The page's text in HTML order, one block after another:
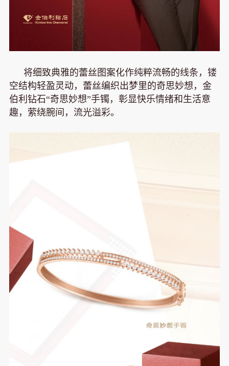
将细致典雅的蕾丝图案化作纯粹流畅的线条，镂
空结构轻盈灵动，蕾丝编织出梦里的奇思妙想，金
伯利钻石“奇思妙想”手镯，彰显快乐情绪和生活意
趣，萦绕腕间，流光溢彩。